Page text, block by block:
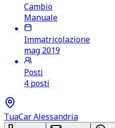
Cambio
Manuale
Immatricolazione
mag 2019
Posti
4 posti
TuaCar Alessandria